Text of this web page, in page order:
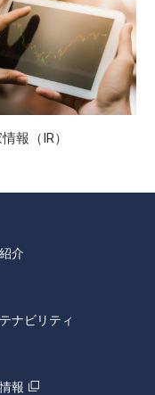
報（IR）
介
ナビリティ
報